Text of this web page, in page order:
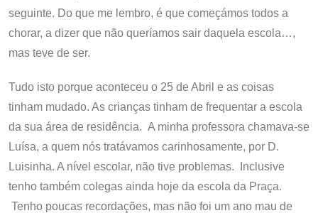
seguinte. Do que me lembro, é que começámos todos a
chorar, a dizer que não queríamos sair daquela escola…,
mas teve de ser.
Tudo isto porque aconteceu o 25 de Abril e as coisas
tinham mudado. As crianças tinham de frequentar a escola
da sua área de residência. A minha professora chamava-se
Luísa, a quem nós tratávamos carinhosamente, por D.
Luisinha. A nível escolar, não tive problemas. Inclusive
tenho também colegas ainda hoje da escola da Praça.
Tenho poucas recordações, mas não foi um ano mau de